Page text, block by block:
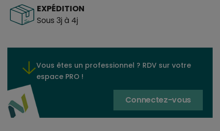
EXPÉDITION
Sous 3j à 4j
Vous êtes un professionnel ? RDV sur votre
espace PRO !
Connectez-vous